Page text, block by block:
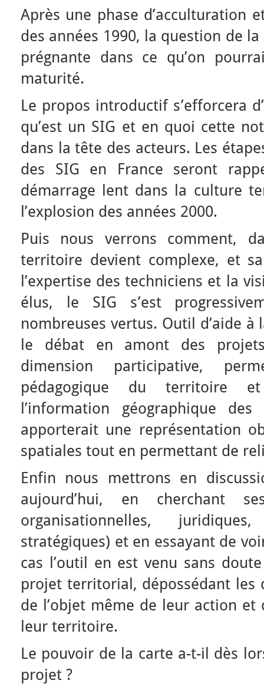
Après une phase d’acculturation
des années 1990, la question de
prégnante dans ce qu’on
maturité.
Le propos introductif s’efforcera
qu’est un SIG et en quoi cette
dans la tête des acteurs. Les
des SIG en France seront
démarrage lent dans la culture
l’explosion des années 2000.
Puis nous verrons comment,
territoire devient complexe, et
l’expertise des techniciens et la
élus, le SIG s’est
nombreuses vertus. Outil d’aide
le débat en amont des
dimension participative,
pédagogique du territoire
l’information géographique
apporterait une représentation
spatiales tout en permettant de
Enfin nous mettrons en
aujourd’hui, en cherchant
organisationnelles,
stratégiques) et en essayant de
cas l’outil en est venu sans
projet territorial, dépossédant les
de l’objet même de leur action
leur territoire.
Le pouvoir de la carte a-t-il dès
projet ?